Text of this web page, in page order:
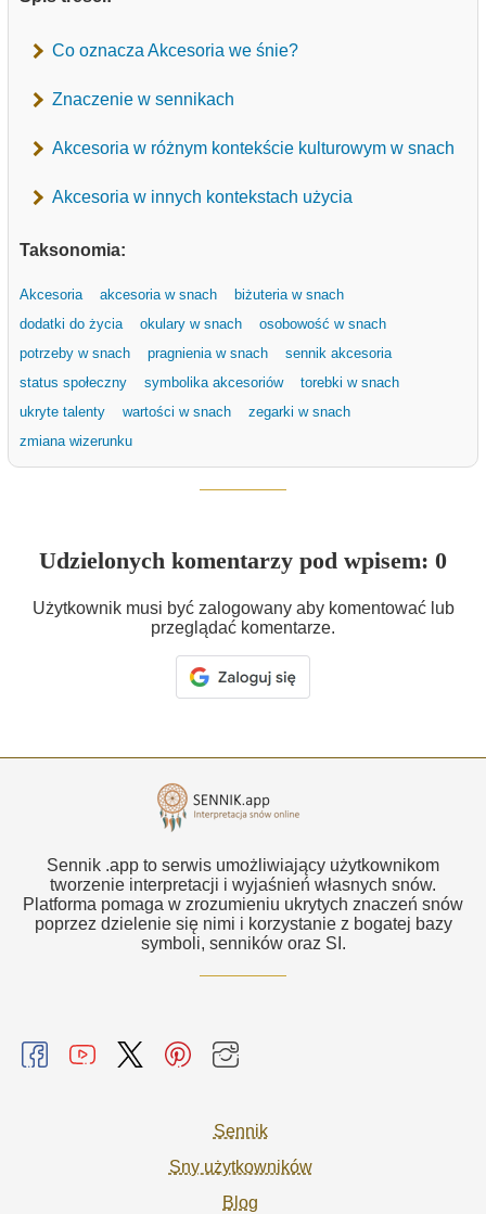
Co oznacza Akcesoria we śnie?
Znaczenie w sennikach
Akcesoria w różnym kontekście kulturowym w snach
Akcesoria w innych kontekstach użycia
Taksonomia:
Akcesoria akcesoria w snach
biżuteria w snach
dodatki do życia
okulary w snach
osobowość w snach
potrzeby w snach
pragnienia w snach
sennik akcesoria
status społeczny
symbolika akcesoriów
torebki w snach
ukryte talenty
wartości w snach
zegarki w snach
zmiana wizerunku
Udzielonych komentarzy pod wpisem: 0
Użytkownik musi być zalogowany aby komentować lub
przeglądać komentarze.
Sennik .app to serwis umożliwiający użytkownikom
tworzenie interpretacji i wyjaśnień własnych snów.
Platforma pomaga w zrozumieniu ukrytych znaczeń snów
poprzez dzielenie się nimi i korzystanie z bogatej bazy
symboli, senników oraz SI.
Sennik
Sny użytkowników
Blog